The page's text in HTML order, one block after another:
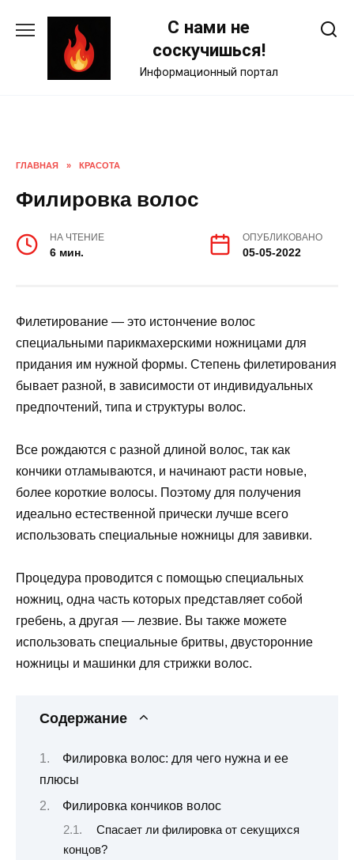
С нами не
соскучишься!
Информационный портал
ГЛАВНАЯ » КРАСОТА
Филировка волос
НА ЧТЕНИЕ
6 мин.
ОПУБЛИКОВАНО
05-05-2022
Филетирование — это истончение волос
специальными парикмахерскими ножницами для
придания им нужной формы. Степень филетирования
бывает разной, в зависимости от индивидуальных
предпочтений, типа и структуры волос.
Все рождаются с разной длиной волос, так как
кончики отламываются, и начинают расти новые,
более короткие волосы. Поэтому для получения
идеально естественной прически лучше всего
использовать специальные ножницы для завивки.
Процедура проводится с помощью специальных
ножниц, одна часть которых представляет собой
гребень, а другая — лезвие. Вы также можете
использовать специальные бритвы, двусторонние
ножницы и машинки для стрижки волос.
Содержание
Филировка волос: для чего нужна и ее
плюсы
Филировка кончиков волос
Спасает ли филировка от секущихся
концов?